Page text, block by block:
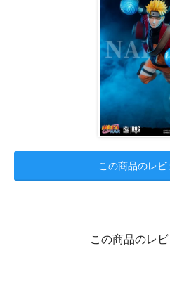
この商品のレ
この商品のレ